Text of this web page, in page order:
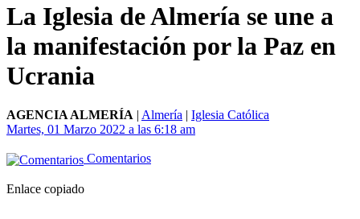
La Iglesia de Almería se une a
la manifestación por la Paz en
Ucrania
AGENCIA ALMERÍA | Almería | Iglesia Católica
Martes, 01 Marzo 2022 a las 6:18 am
Comentarios
Enlace copiado